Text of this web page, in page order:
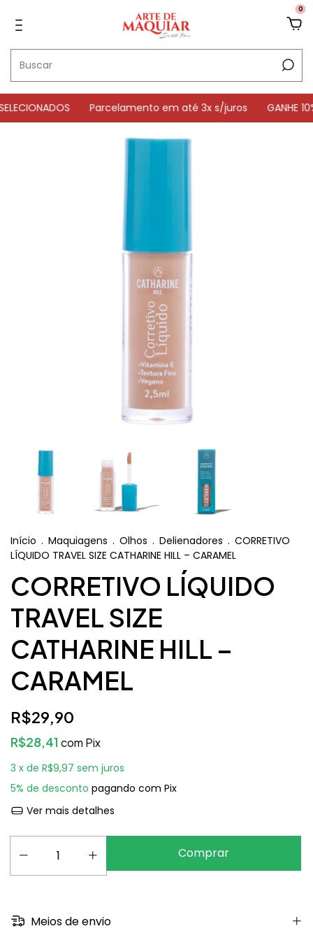
0
Parcelamento em até 3x s/juros GANHE 10%
Início . Maquiagens . Olhos . Delienadores . CORRETIVO
LÍQUIDO TRAVEL SIZE CATHARINE HILL – CARAMEL
CORRETIVO LÍQUIDO
TRAVEL SIZE
CATHARINE HILL –
CARAMEL
R$29,90
R$28,41com Pix
3 x de R$9,97 sem juros
5% de desconto pagando com Pix
Ver mais detalhes
Meios de envio